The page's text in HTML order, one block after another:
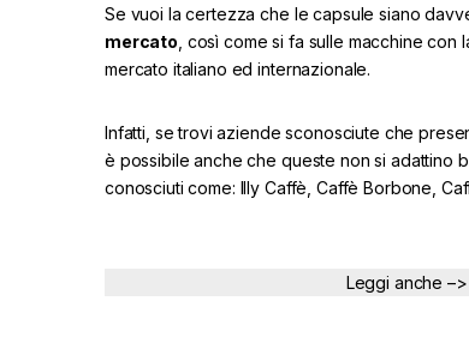
Se vuoi la certezza che le capsule siano
mercato , così come si fa sulle macchine con
mercato italiano ed internazionale.
Infatti, se trovi aziende sconosciute che
è possibile anche che queste non si adattino
conosciuti come: Illy Caffè, Caffè Borbone,
Leggi anche –>